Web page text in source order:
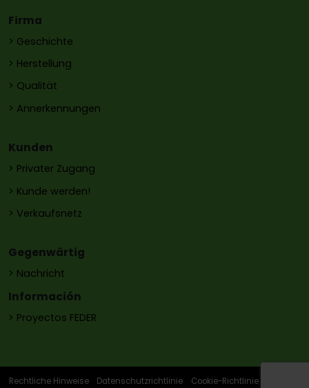
Firma
> Geschichte
> Herstellung
> Qualität
> Annerkennungen
Kunden
> Privater Zugang
> Kunde werden!
> Verkaufsnetz
Gegenwärtig
> Nachricht
Información
> Proyectos FEDER
Rechtliche Hinweise Datenschutzrichtlinie Cookie-Richtlinie